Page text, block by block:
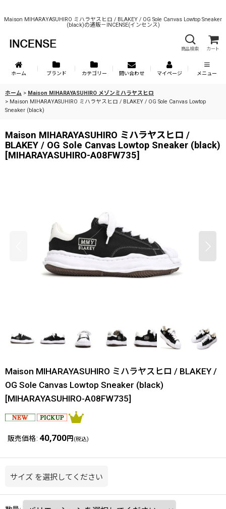
Maison MIHARAYASUHIRO ミハラヤスヒロ / BLAKEY / OG Sole Canvas Lowtop Sneaker
(black)の通販－INCENSE(インセンス)
商品検索 カート
ホーム ブランド カテゴリー 問い合わせ マイページ メニュー
ホーム > Maison MIHARAYASUHIRO メゾンミハラヤスヒロ
> Maison MIHARAYASUHIRO ミハラヤスヒロ / BLAKEY / OG Sole Canvas Lowtop
Sneaker (black)
Maison MIHARAYASUHIRO ミハラヤスヒロ /
BLAKEY / OG Sole Canvas Lowtop Sneaker (black)
[MIHARAYASUHIRO-A08FW735]
Maison MIHARAYASUHIRO ミハラヤスヒロ / BLAKEY /
OG Sole Canvas Lowtop Sneaker (black)
[MIHARAYASUHIRO-A08FW735]
販売価格: 40,700円 (税込)
サイズ を選択してください